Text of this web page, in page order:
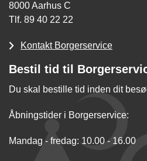
8000 Aarhus C
Tlf. 89 40 22 22
Kontakt Borgerservice
Bestil tid til
Du skal bestille tid inden dit
Åbningstider i Borgerservice:
Mandag - fredag: 10.00 - 16.00